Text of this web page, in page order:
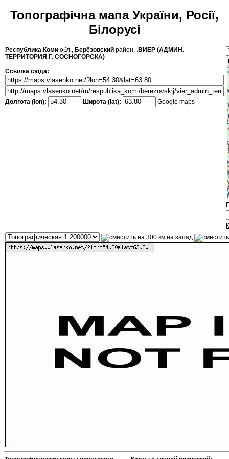
Топографічна мапа України, Росії,
Білорусі
Республика Коми обл., Берёзовский район, .ВИЕР (АДМИН.
ТЕРРИТОРИЯ Г. СОСНОГОРСКА)
Ссылка сюда:
Долгота (lon): Широта (lat): Google maps